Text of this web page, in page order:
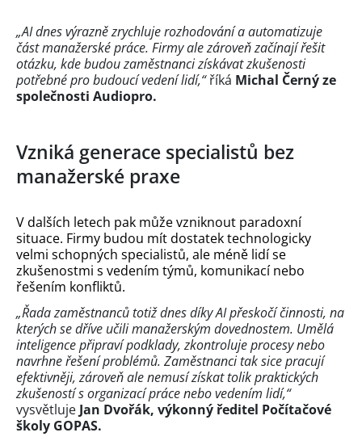
„AI dnes výrazně zrychluje rozhodování a automatizuje
část manažerské práce. Firmy ale zároveň začínají řešit
otázku, kde budou zaměstnanci získávat zkušenosti
potřebné pro budoucí vedení lidí,“říká Michal Černý ze
společnosti Audiopro.
Vzniká generace specialistů bez
manažerské praxe
V dalších letech pak může vzniknout paradoxní
situace. Firmy budou mít dostatek technologicky
velmi schopných specialistů, ale méně lidí se
zkušenostmi s vedením týmů, komunikací nebo
řešením konfliktů.
„Řada zaměstnanců totiž dnes díky AI přeskočí činnosti, na
kterých se dříve učili manažerským dovednostem. Umělá
inteligence připraví podklady, zkontroluje procesy nebo
navrhne řešení problémů. Zaměstnanci tak sice pracují
efektivněji, zároveň ale nemusí získat tolik praktických
zkušeností s organizací práce nebo vedením lidí,“
vysvětluje Jan Dvořák, výkonný ředitel Počítačové
školy GOPAS.